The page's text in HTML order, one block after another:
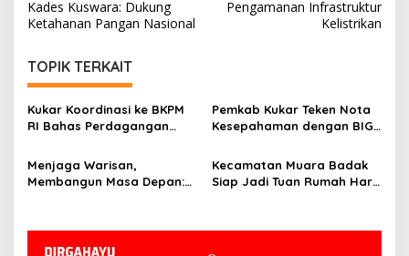
Kades Kuswara: Dukung
Ketahanan Pangan Nasional
Pengamanan Infrastruktur
Kelistrikan
TOPIK TERKAIT
Kukar Koordinasi ke BKPM
RI Bahas Perdagangan
Non-Kawasan Hutan
Pemkab Kukar Teken Nota
Kesepahaman dengan BIG:
Pembangunan Berbasis
Geospasial
Menjaga Warisan,
Membangun Masa Depan:
Dana Abadi Daerah ke
Bojonegoro
Kecamatan Muara Badak
Siap Jadi Tuan Rumah Hari